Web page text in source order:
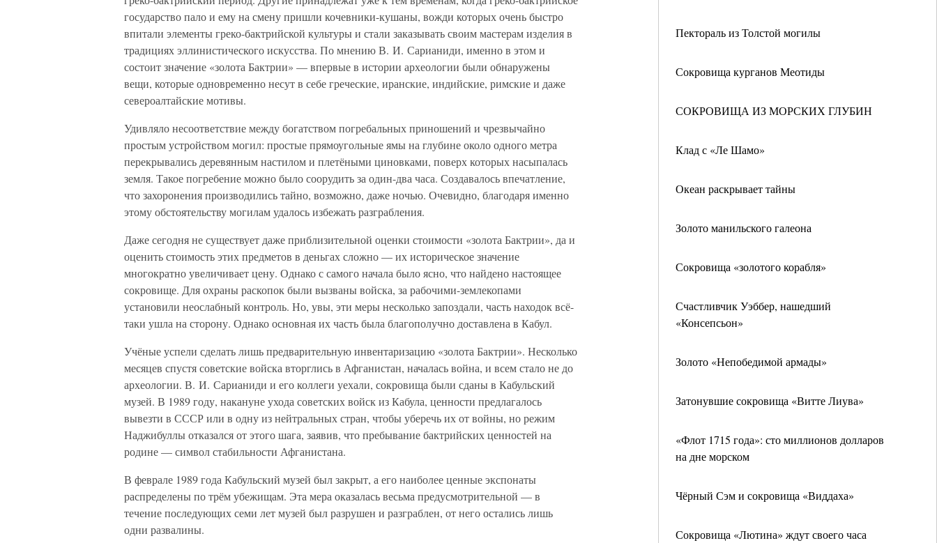
Пектораль из Толстой могилы
Сокровища курганов Меотиды
СОКРОВИЩА ИЗ МОРСКИХ ГЛУБИН
Клад с «Ле Шамо»
Океан раскрывает тайны
Золото манильского галеона
Сокровища «золотого корабля»
Счастливчик Уэббер, нашедший
«Консепсьон»
Золото «Непобедимой армады»
Затонувшие сокровища «Витте Лиува»
«Флот 1715 года»: сто миллионов долларов
на дне морском
Чёрный Сэм и сокровища «Виддаха»
Сокровища «Лютина» ждут своего часа
государство пало и ему на смену пришли кочевники-кушаны, вожди которых очень быстро
впитали элементы греко-бактрийской культуры и стали заказывать своим мастерам изделия в
традициях эллинистического искусства. По мнению В. И. Сарианиди, именно в этом и
состоит значение «золота Бактрии» — впервые в истории археологии были обнаружены
вещи, которые одновременно несут в себе греческие, иранские, индийские, римские и даже
североалтайские мотивы.
Удивляло несоответствие между богатством погребальных приношений и чрезвычайно
простым устройством могил: простые прямоугольные ямы на глубине около одного метра
перекрывались деревянным настилом и плетёными циновками, поверх которых насыпалась
земля. Такое погребение можно было соорудить за один-два часа. Создавалось впечатление,
что захоронения производились тайно, возможно, даже ночью. Очевидно, благодаря именно
этому обстоятельству могилам удалось избежать разграбления.
Даже сегодня не существует даже приблизительной оценки стоимости «золота Бактрии», да и
оценить стоимость этих предметов в деньгах сложно — их историческое значение
многократно увеличивает цену. Однако с самого начала было ясно, что найдено настоящее
сокровище. Для охраны раскопок были вызваны войска, за рабочими-землекопами
установили неослабный контроль. Но, увы, эти меры несколько запоздали, часть находок всё-
таки ушла на сторону. Однако основная их часть была благополучно доставлена в Кабул.
Учёные успели сделать лишь предварительную инвентаризацию «золота Бактрии». Несколько
месяцев спустя советские войска вторглись в Афганистан, началась война, и всем стало не до
археологии. В. И. Сарианиди и его коллеги уехали, сокровища были сданы в Кабульский
музей. В 1989 году, накануне ухода советских войск из Кабула, ценности предлагалось
вывезти в СССР или в одну из нейтральных стран, чтобы уберечь их от войны, но режим
Наджибуллы отказался от этого шага, заявив, что пребывание бактрийских ценностей на
родине — символ стабильности Афганистана.
В феврале 1989 года Кабульский музей был закрыт, а его наиболее ценные экспонаты
распределены по трём убежищам. Эта мера оказалась весьма предусмотрительной — в
течение последующих семи лет музей был разрушен и разграблен, от него остались лишь
одни развалины.